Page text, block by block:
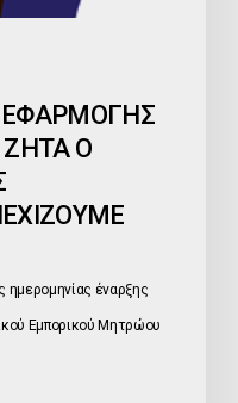
Ο
ημερομηνίας έναρξης
Εμπορικού Μητρώου